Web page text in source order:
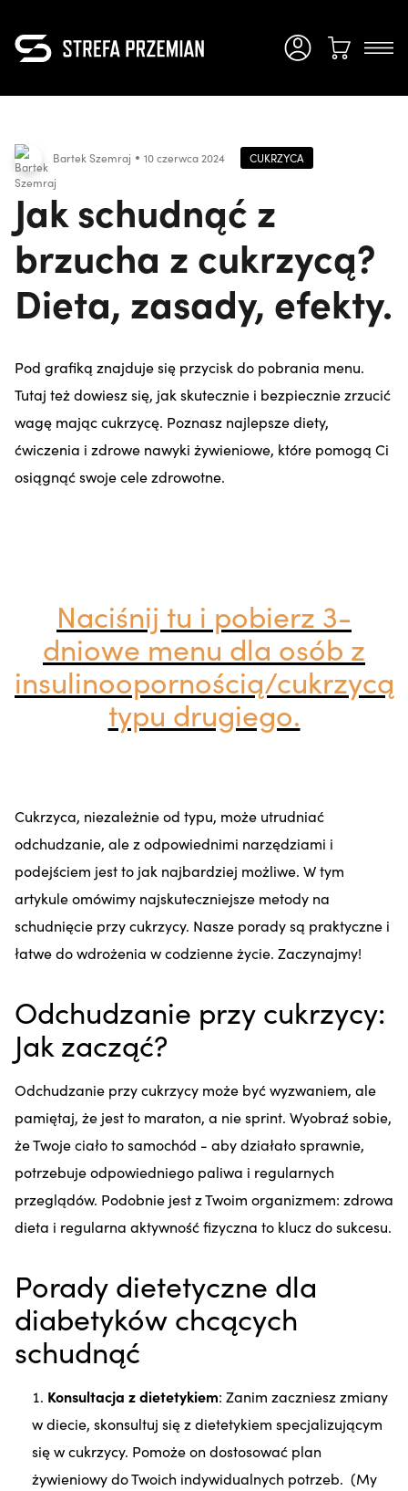
Bartek Szemraj 10 czerwca 2024 CUKRZYCA
Jak schudnąć z
brzucha z cukrzycą?
Dieta, zasady, efekty.
Pod grafiką znajduje się przycisk do pobrania menu.
Tutaj też dowiesz się, jak skutecznie i bezpiecznie zrzucić
wagę mając cukrzycę. Poznasz najlepsze diety,
ćwiczenia i zdrowe nawyki żywieniowe, które pomogą Ci
osiągnąć swoje cele zdrowotne.
Naciśnij tu i pobierz 3-
dniowe menu dla osób z
insulinoopornością/cukrzycą
typu drugiego.
Cukrzyca, niezależnie od typu, może utrudniać
odchudzanie, ale z odpowiednimi narzędziami i
podejściem jest to jak najbardziej możliwe. W tym
artykule omówimy najskuteczniejsze metody na
schudnięcie przy cukrzycy. Nasze porady są praktyczne i
łatwe do wdrożenia w codzienne życie. Zaczynajmy!
Odchudzanie przy cukrzycy:
Jak zacząć?
Odchudzanie przy cukrzycy może być wyzwaniem, ale
pamiętaj, że jest to maraton, a nie sprint. Wyobraź sobie,
że Twoje ciało to samochód - aby działało sprawnie,
potrzebuje odpowiedniego paliwa i regularnych
przeglądów. Podobnie jest z Twoim organizmem: zdrowa
dieta i regularna aktywność fizyczna to klucz do sukcesu.
Porady dietetyczne dla
diabetyków chcących
schudnąć
Konsultacja z dietetykiem: Zanim zaczniesz zmiany
w diecie, skonsultuj się z dietetykiem specjalizującym
się w cukrzycy. Pomoże on dostosować plan
żywieniowy do Twoich indywidualnych potrzeb. (My